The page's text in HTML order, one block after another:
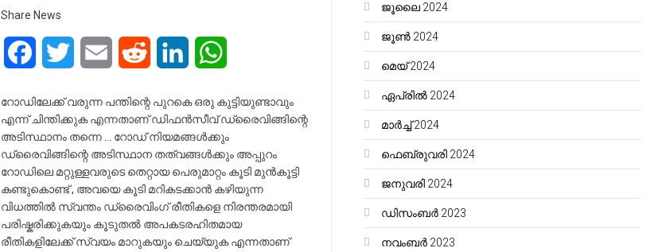
Share News
FacebookTwitter Email Reddit LinkedIn
റോഡിലേക്ക് വരുന്ന പന്തിന്റെ പുറകെ ഒരു കുട്ടിയുണ്ടാവും
എന്ന് ചിന്തിക്കുക എന്നതാണ് ഡിഫൻസീവ് ഡ്രൈവിങ്ങിന്റെ
അടിസ്ഥാനം തന്നെ … റോഡ് നിയമങ്ങൾക്കും
ഡ്രൈവിങ്ങിന്റെ അടിസ്ഥാന തത്വങ്ങൾക്കും അപ്പുറം
റോഡിലെ മറ്റുള്ളവരുടെ തെറ്റായ പെരുമാറ്റം കൂടി മുൻകൂട്ടി
കണ്ടുകൊണ്ട് , അവയെ കൂടി മറികടക്കാൻ കഴിയുന്ന
വിധത്തിൽ സ്വന്തം ഡ്രൈവിംഗ് രീതികളെ നിരന്തരമായി
പരിഷ്കരിക്കുകയും കൂടുതൽ അപകടരഹിതമായ
രീതികളിലേക്ക് സ്വയം മാറുകയും ചെയ്യുക എന്നതാണ്
ജൂലൈ 2024
ജൂൺ 2024
മെയ്‌ 2024
ഏപ്രിൽ 2024
മാർച്ച്‌ 2024
ഫെബ്രുവരി 2024
ജനുവരി 2024
ഡിസംബർ 2023
നവംബർ 2023